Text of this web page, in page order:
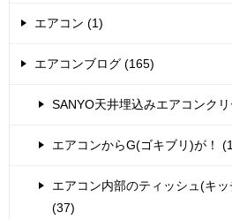
エアコン (1)
エアコンブログ (165)
SANYO天井埋込みエアコンク
エアコンからG(ゴキブリ)が！
エアコン内部のティッシュ(キ
(37)